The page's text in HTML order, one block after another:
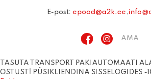
E-post: epood@a2k.ee,
AMA
TASUTA TRANSPORT PAKIAUTOMAATI
OSTUST! PÜSIKLIENDINA SISSELOGIDES -